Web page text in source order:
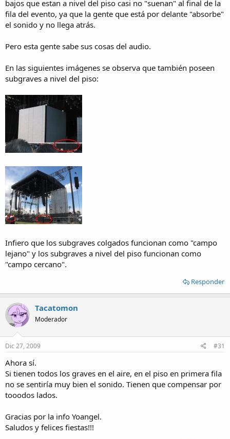
bajos que estan a nivel del piso casi no "suenan" al final de la
fila del evento, ya que la gente que está por delante "absorbe"
el sonido y no llega atrás.
Pero esta gente sabe sus cosas del audio.
En las siguientes imágenes se observa que también poseen
subgraves a nivel del piso:
Infiero que los subgraves colgados funcionan como "campo
lejano" y los subgraves a nivel del piso funcionan como
"campo cercano".
Responder
Tacatomon
Moderador
Dic 27, 2009 #31
Ahora sí.
Si tienen todos los graves en el aire, en el piso en primera fila
no se sentiría muy bien el sonido. Tienen que compensar por
tooodos lados.
Gracias por la info Yoangel.
Saludos y felices fiestas!!!